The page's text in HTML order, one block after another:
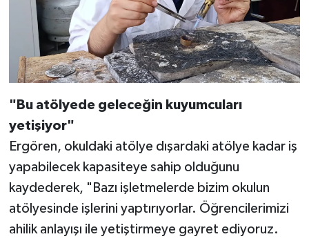
"Bu atölyede geleceğin kuyumcuları
yetişiyor"
Ergören, okuldaki atölye dışardaki atölye kadar iş
yapabilecek kapasiteye sahip olduğunu
kaydederek, "Bazı işletmelerde bizim okulun
atölyesinde işlerini yaptırıyorlar. Öğrencilerimizi
ahilik anlayışı ile yetiştirmeye gayret ediyoruz.